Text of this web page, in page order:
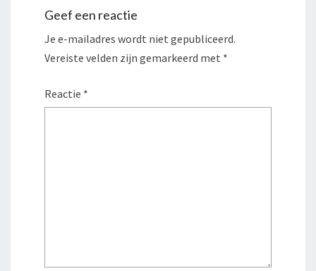
Geef een reactie
Je e-mailadres wordt niet gepubliceerd.
Vereiste velden zijn gemarkeerd met *
Reactie *